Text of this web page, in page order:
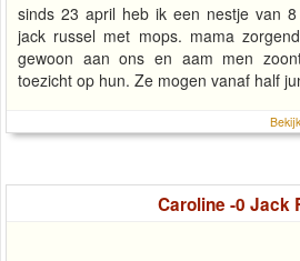
sinds 23 april heb ik een nestje van
jack russel met mops. mama
gewoon aan ons en aam men
toezicht op hun. Ze mogen vanaf half
Caroline -0 Jack